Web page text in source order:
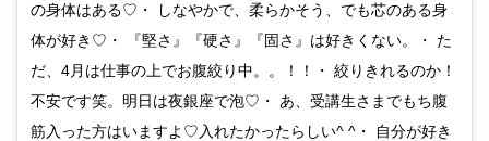
の身体はある♡・ しなやかで、柔らかそう、でも芯のある身
体が好き♡・ 『堅さ』『硬さ』『固さ』は好きくない。・ た
だ、4月は仕事の上でお腹絞り中。。！！・ 絞りきれるのか！
不安です笑。明日は夜銀座で泡♡・ あ、受講生さまでもち腹
筋入った方はいますよ♡入れたかったらしい^ ^・ 自分が好き